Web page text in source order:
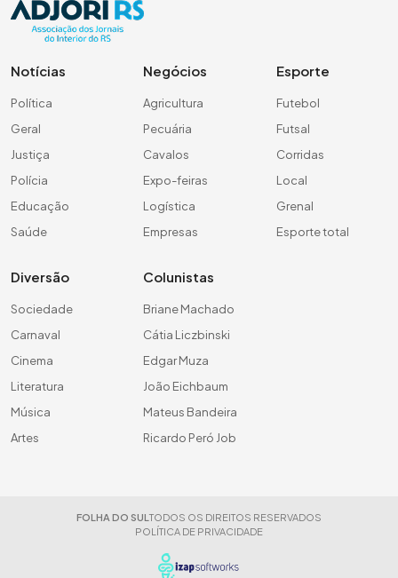
Notícias
Política
Geral
Justiça
Polícia
Educação
Saúde
Negócios
Agricultura
Pecuária
Cavalos
Expo-feiras
Logística
Empresas
Esporte
Futebol
Futsal
Corridas
Local
Grenal
Esporte total
Diversão
Sociedade
Carnaval
Cinema
Literatura
Música
Artes
Colunistas
Briane Machado
Cátia Liczbinski
Edgar Muza
João Eichbaum
Mateus Bandeira
Ricardo Peró Job
FOLHA DO SUL TODOS OS DIREITOS RESERVADOS
POLÍTICA DE PRIVACIDADE